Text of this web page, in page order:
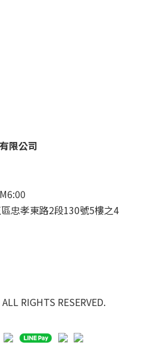
限公司
忠孝東路2段130號5樓之4
RIGHTS RESERVED.